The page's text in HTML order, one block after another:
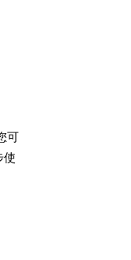
可
使